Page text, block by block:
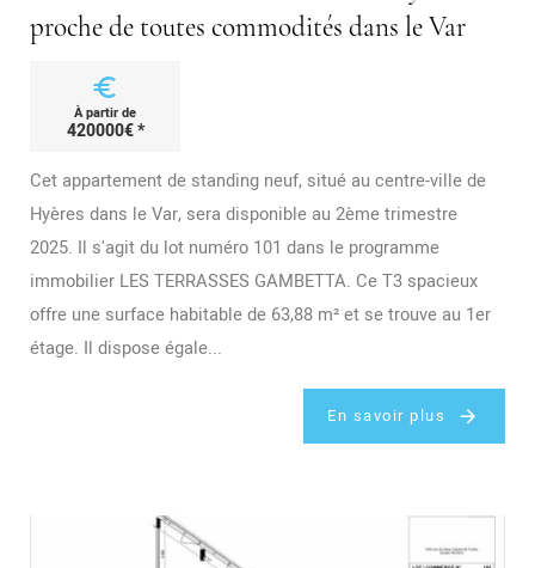
proche de toutes commodités dans le Var
euro
À partir de
420000€ *
Cet appartement de standing neuf, situé au centre-ville de
Hyères dans le Var, sera disponible au 2ème trimestre
2025. Il s'agit du lot numéro 101 dans le programme
immobilier LES TERRASSES GAMBETTA. Ce T3 spacieux
offre une surface habitable de 63,88 m² et se trouve au 1er
étage. Il dispose égale...
En savoir plus